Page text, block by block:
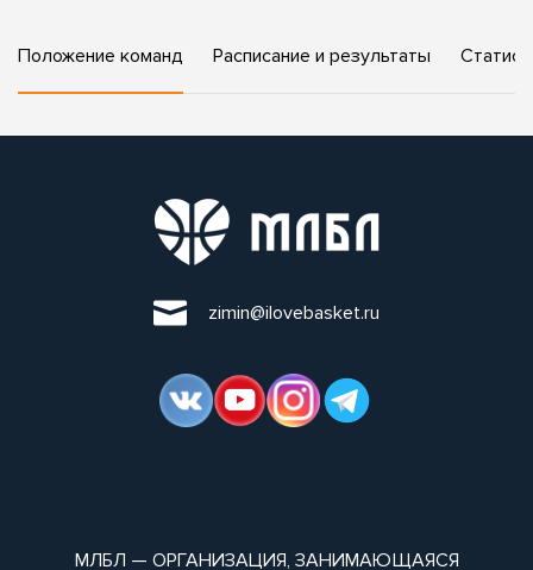
Положение команд Расписание и результаты
zimin@ilovebasket.ru
МЛБЛ — ОРГАНИЗАЦИЯ, ЗАНИМАЮЩАЯСЯ